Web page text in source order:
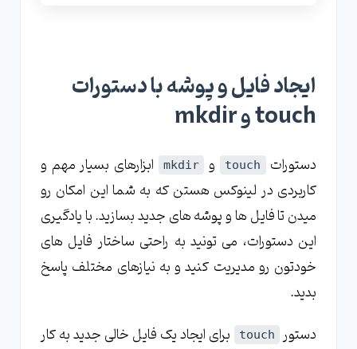
ایجاد فایل و پوشه با دستورات
touch و mkdir
دستورات touch و mkdir
ابزارهای بسیار مهم و
کاربردی در لینوکس هستن که به شما این امکان رو
میدن تا فایل ها و پوشه های جدید بسازید. با یادگیری
این دستورات، می تونید به راحتی ساختار فایل های
خودتون رو مدیریت کنید و به نیازهای مختلف پاسخ
بدید.
دستور touch
برای ایجاد یک فایل خالی جدید به کار